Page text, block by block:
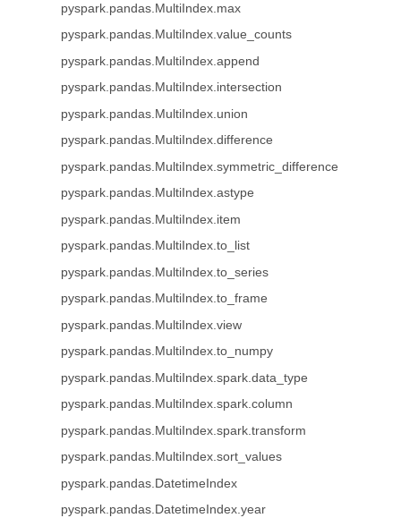
pyspark.pandas.MultiIndex.max
pyspark.pandas.MultiIndex.value_counts
pyspark.pandas.MultiIndex.append
pyspark.pandas.MultiIndex.intersection
pyspark.pandas.MultiIndex.union
pyspark.pandas.MultiIndex.difference
pyspark.pandas.MultiIndex.symmetric_difference
pyspark.pandas.MultiIndex.astype
pyspark.pandas.MultiIndex.item
pyspark.pandas.MultiIndex.to_list
pyspark.pandas.MultiIndex.to_series
pyspark.pandas.MultiIndex.to_frame
pyspark.pandas.MultiIndex.view
pyspark.pandas.MultiIndex.to_numpy
pyspark.pandas.MultiIndex.spark.data_type
pyspark.pandas.MultiIndex.spark.column
pyspark.pandas.MultiIndex.spark.transform
pyspark.pandas.MultiIndex.sort_values
pyspark.pandas.DatetimeIndex
pyspark.pandas.DatetimeIndex.year